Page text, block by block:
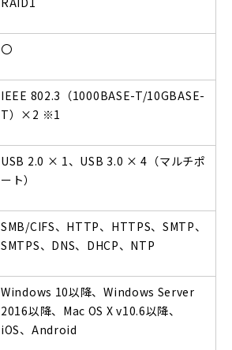
〇
IEEE 802.3 （1000BASE-T/10GBASE-
T）×2 ※1
USB 2.0 × 1、USB 3.0 × 4（マルチポ
ート）
SMB/CIFS、HTTP、HTTPS、SMTP、
SMTPS、DNS、DHCP、NTP
Windows 10以降、Windows Server
2016以降、Mac OS X v10.6以降、
iOS、Android